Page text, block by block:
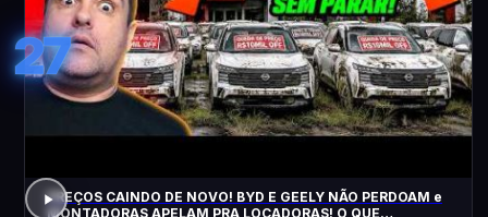
27
PREÇOS CAINDO DE NOVO! BYD E GEELY NÃO PERDOAM e
MONTADORAS APELAM PRA LOCADORAS! O QUE